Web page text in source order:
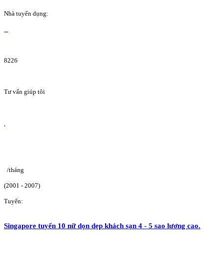
Nhà tuyển dụng:
8226
Tư vấn giúp tôi
/tháng
(2001 - 2007)
Tuyển:
Singapore tuyển 10 nữ dọn dẹp khách sạn 4 - 5 sao lương cao.